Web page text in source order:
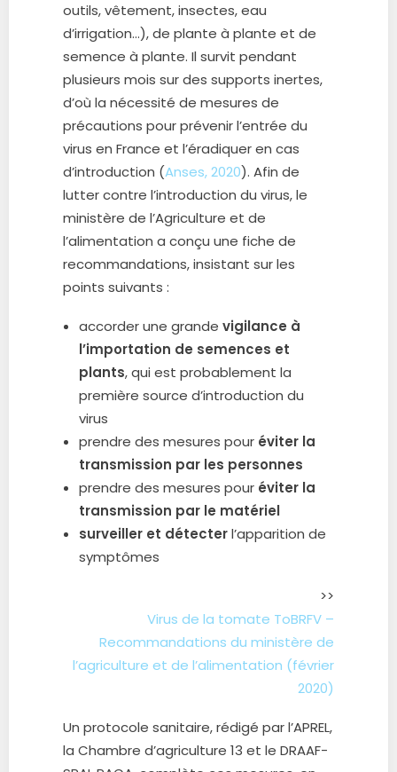
outils, vêtement, insectes, eau
d’irrigation…), de plante à plante et de
semence à plante. Il survit pendant
plusieurs mois sur des supports inertes,
d’où la nécessité de mesures de
précautions pour prévenir l’entrée du
virus en France et l’éradiquer en cas
d’introduction (Anses, 2020). Afin de
lutter contre l’introduction du virus, le
ministère de l’Agriculture et de
l’alimentation a conçu une fiche de
recommandations, insistant sur les
points suivants :
accorder une grande vigilance à
l’importation de semences et
plants, qui est probablement la
première source d’introduction du
virus
prendre des mesures pour éviter la
transmission par les personnes
prendre des mesures pour éviter la
transmission par le matériel
surveiller et détecterl’apparition de
symptômes
>>
Virus de la tomate ToBRFV –
Recommandations du ministère de
l’agriculture et de l’alimentation (février
2020)
Un protocole sanitaire, rédigé par l’APREL,
la Chambre d’agriculture 13 et le DRAAF-